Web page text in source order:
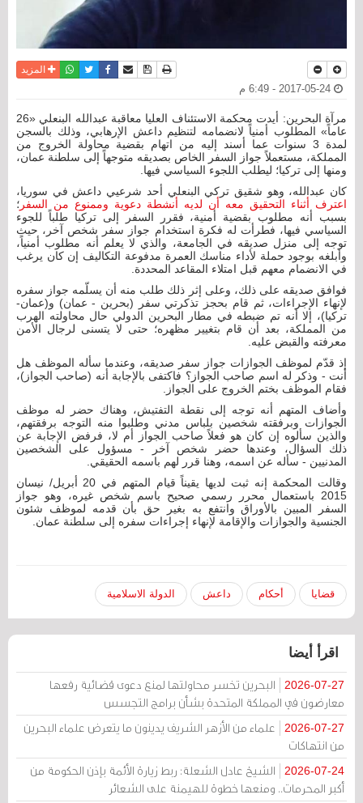
نسخة للطباعة
حفظ الموضوع
أرسل الى صديق
فيسبوكتويترواتسابالمزيد
مرآة البحرين: أيدت محكمة الاستئناف العليا معاقبة عبدالله البنعلي «26
عاماً» المطلوب أمنياً لانضمامه لتنظيم داعش الإرهابي، وذلك بالسجن
لمدة 3 سنوات عما أسند إليه من اتهام بقضية محاولة الخروج من
المملكة، مستعملاً جواز السفر الخاص بصديقه متوجهاً إلى سلطنة عمان،
ومنها إلى تركيا؛ ليطلب اللجوء السياسي فيها.
كان عبدالله، وهو شقيق تركي البنعلي أحد شرعيي داعش في سوريا،
اعترف أثناء التحقيق معه أن لديه أنشطة دعوية وممنوع من السفر ؛
بسبب أنه مطلوب بقضية أمنية، فقرر السفر إلى تركيا طلباً للجوء
السياسي فيها، فطرأت له فكرة استخدام جواز سفر شخص آخر، حيث
توجه إلى منزل صديقه في الجامعة، والذي لا يعلم أنه مطلوب أمنياً،
وأبلغه بوجود حملة لأداء مناسك العمرة مدفوعة التكاليف إن كان يرغب
في الانضمام معهم قبل امتلاء المقاعد المحددة.
فوافق صديقه على ذلك، وعلى إثر ذلك طلب منه أن يسلّمه جواز سفره
لإنهاء الإجراءات، ثم قام بحجز تذكرتي سفر (بحرين - عمان) و(عمان-
تركيا)، إلا أنه تم ضبطه في مطار البحرين الدولي حال محاولته الهرب
من المملكة، بعد أن قام بتغيير مظهره؛ حتى لا يتسنى لرجال الأمن
معرفته والقبض عليه.
إذ قدّم لموظف الجوازات جواز سفر صديقه، وعندما سأله الموظف هل
أنت - وذكر له اسم صاحب الجواز؟ فاكتفى بالإجابة أنه (صاحب الجواز)،
فقام الموظف بختم الخروج على الجواز.
وأضاف المتهم أنه توجه إلى نقطة التفتيش، وهناك حضر له موظف
الجوازات وبرفقته شخصين بلباس مدني وطلبوا منه التوجه برفقتهم،
والذين سألوه إن كان هو فعلاً صاحب الجواز أم لا، فرفض الإجابة عن
ذلك السؤال، وعندها حضر شخص آخر - مسؤول على الشخصين
المدنيين - سأله عن اسمه، وهنا قرر لهم باسمه الحقيقي.
وقالت المحكمة إنه ثبت لديها يقيناً قيام المتهم في 20 أبريل/ نيسان
2015 باستعمال محرر رسمي صحيح باسم شخص غيره، وهو جواز
السفر المبين بالأوراق وانتفع به بغير حق بأن قدمه لموظف شئون
الجنسية والجوازات والإقامة لإنهاء إجراءات سفره إلى سلطنة عمان.
قضايا أحكام داعش الدولة الاسلامية
اقرأ أيضا
2026-07-27
البحرين تخسر محاولتها لمنع دعوى قضائية رفعها
معارضون في المملكة المتحدة بشأن برامج التجسس
2026-07-27
علماء من الأزهر الشريف يدينون ما يتعرض علماء البحرين
من انتهاكات
2026-07-24
الشيخ عادل الشعلة: ربط زيارة الأئمة بإذن الحكومة من
أكبر المحرمات.. ومنعها خطوة للهيمنة على الشعائر